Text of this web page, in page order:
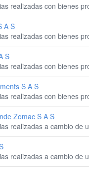
realizadas con bienes
A S
realizadas con bienes
S
realizadas con bienes
S A S
realizadas con bienes
Zomac S A S
realizadas a cambio de
realizadas a cambio de